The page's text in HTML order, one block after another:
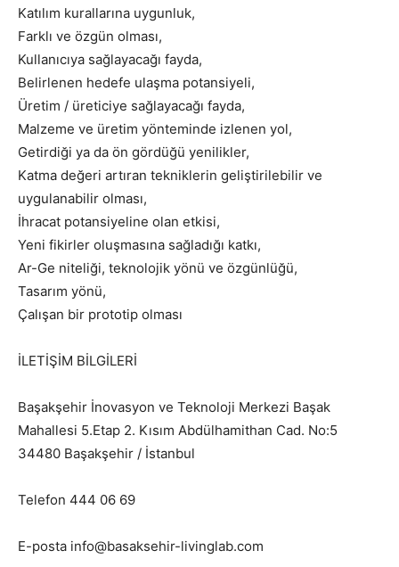
Katılım kurallarına uygunluk,
Farklı ve özgün olması,
Kullanıcıya sağlayacağı fayda,
Belirlenen hedefe ulaşma potansiyeli,
Üretim / üreticiye sağlayacağı fayda,
Malzeme ve üretim yönteminde izlenen yol,
Getirdiği ya da ön gördüğü yenilikler,
Katma değeri artıran tekniklerin geliştirilebilir ve
uygulanabilir olması,
İhracat potansiyeline olan etkisi,
Yeni fikirler oluşmasına sağladığı katkı,
Ar-Ge niteliği, teknolojik yönü ve özgünlüğü,
Tasarım yönü,
Çalışan bir prototip olması
İLETİŞİM BİLGİLERİ
Başakşehir İnovasyon ve Teknoloji Merkezi Başak
Mahallesi 5.Etap 2. Kısım Abdülhamithan Cad. No:5
34480 Başakşehir / İstanbul
Telefon 444 06 69
E-posta info@basaksehir-livinglab.com